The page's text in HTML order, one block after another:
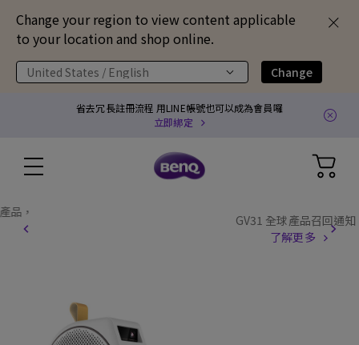
Change your region to view content applicable
to your location and shop online.
United States / English Change
省去冗長註冊流程 用LINE帳號也可以成為會員囉
立即綁定
GV31 全球產品召回通知